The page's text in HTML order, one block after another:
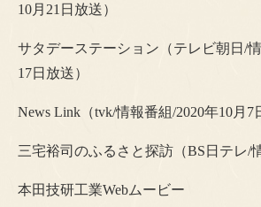
10月21日放送）
サタデーステーション（テレビ朝日/
17日放送）
News Link（tvk/情報番組/2020年10月7
三宅裕司のふるさと探訪（BS日テレ/
本田技研工業Webムービー